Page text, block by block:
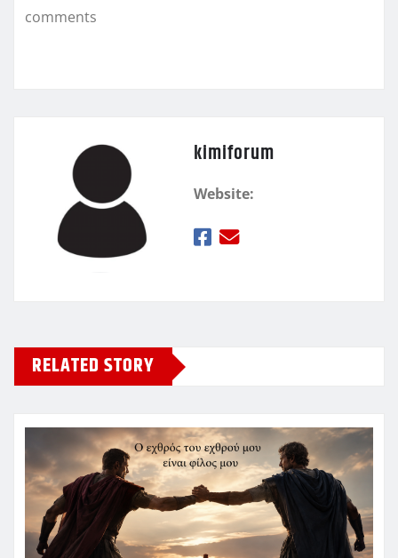
k
comments
kimiforum
Website:
RELATED STORY